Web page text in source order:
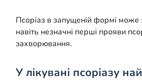
Псоріаз в запущеній формі може
навіть незначні перші прояви
захворювання.
У лікувані псоріазу